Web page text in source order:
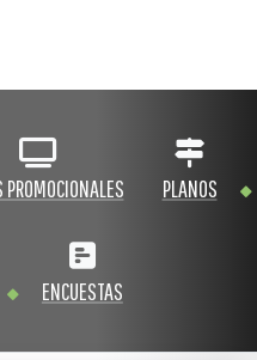
PROMOCIONALES PLANOS
ENCUESTAS